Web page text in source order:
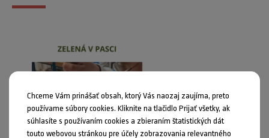
Chceme Vám prinášať obsah, ktorý Vás naozaj zaujíma, preto
používame súbory cookies. Kliknite na tlačidlo Prijať všetky, ak
súhlasíte s používaním cookies a zbieraním štatistických dát
touto webovou stránkou pre účely zobrazovania relevantného